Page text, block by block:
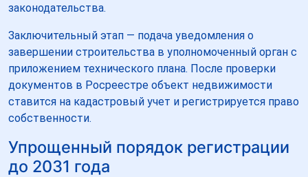
законодательства.
Заключительный этап — подача уведомления о
завершении строительства в уполномоченный орган с
приложением технического плана. После проверки
документов в Росреестре объект недвижимости
ставится на кадастровый учет и регистрируется право
собственности.
Упрощенный порядок регистрации
до 2031 года